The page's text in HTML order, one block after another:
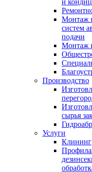
и
Монтаж
систем
подачи
Монтаж
Производство
сырья
Услуги
Клининг